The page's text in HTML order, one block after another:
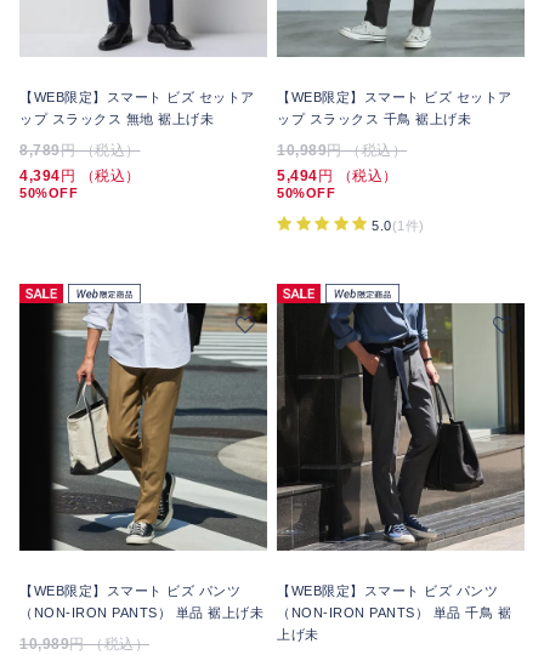
【WEB限定】スマート ビズ セットア
ップ スラックス 無地 裾上げ未
8,789円 （税込）
4,394 円 （税込）
50%OFF
【WEB限定】スマート ビズ セットア
ップ スラックス 千鳥 裾上げ未
10,989円 （税込）
5,494 円 （税込）
50%OFF
5.0(1件)
【WEB限定】スマート ビズ パンツ
（NON-IRON PANTS） 単品 裾上げ未
10,989円 （税込）
【WEB限定】スマート ビズ パンツ
（NON-IRON PANTS） 単品 千鳥 裾
上げ未